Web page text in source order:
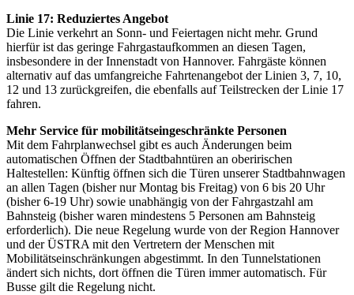
Linie 17: Reduziertes Angebot
Die Linie verkehrt an Sonn- und Feiertagen nicht mehr. Grund
hierfür ist das geringe Fahrgastaufkommen an diesen Tagen,
insbesondere in der Innenstadt von Hannover. Fahrgäste können
alternativ auf das umfangreiche Fahrtenangebot der Linien 3, 7, 10,
12 und 13 zurückgreifen, die ebenfalls auf Teilstrecken der Linie 17
fahren.
Mehr Service für mobilitätseingeschränkte Personen
Mit dem Fahrplanwechsel gibt es auch Änderungen beim
automatischen Öffnen der Stadtbahntüren an oberirischen
Haltestellen: Künftig öffnen sich die Türen unserer Stadtbahnwagen
an allen Tagen (bisher nur Montag bis Freitag) von 6 bis 20 Uhr
(bisher 6-19 Uhr) sowie unabhängig von der Fahrgastzahl am
Bahnsteig (bisher waren mindestens 5 Personen am Bahnsteig
erforderlich). Die neue Regelung wurde von der Region Hannover
und der ÜSTRA mit den Vertretern der Menschen mit
Mobilitätseinschränkungen abgestimmt. In den Tunnelstationen
ändert sich nichts, dort öffnen die Türen immer automatisch. Für
Busse gilt die Regelung nicht.